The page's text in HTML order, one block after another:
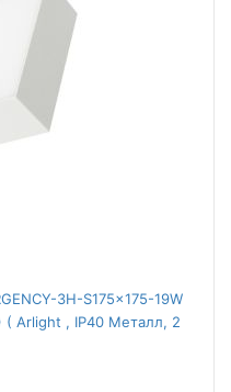
3H-S175x175-19W
( Arlight , IP40 Металл, 2